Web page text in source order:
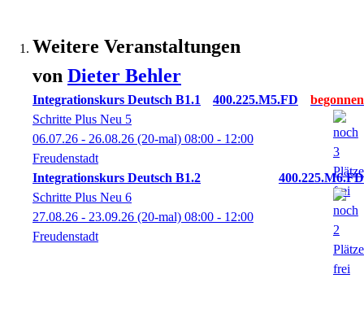
Weitere Veranstaltungen
von Dieter Behler
Integrationskurs Deutsch B1.1
400.225.M5.FD
Schritte Plus Neu 5
06.07.26 - 26.08.26 (20-mal) 08:00 - 12:00
Freudenstadt
Integrationskurs Deutsch B1.2
400.225.M6.FD
Schritte Plus Neu 6
27.08.26 - 23.09.26 (20-mal) 08:00 - 12:00
Freudenstadt